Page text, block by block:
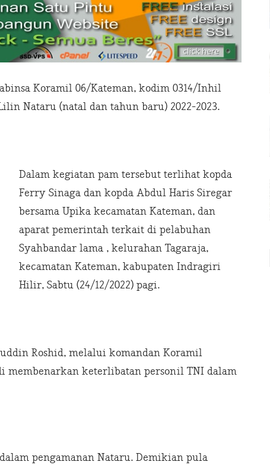
Koramil 06/Kateman, kodim 0314/Inhil
Nataru (natal dan tahun baru) 2022-2023.
Dalam kegiatan pam tersebut terlihat kopda
Ferry Sinaga dan kopda Abdul Haris Siregar
bersama Upika kecamatan Kateman, dan
aparat pemerintah terkait di pelabuhan
Syahbandar lama , kelurahan Tagaraja,
kecamatan Kateman, kabupaten Indragiri
Hilir, Sabtu (24/12/2022) pagi.
Roshid, melalui komandan Koramil
membenarkan keterlibatan personil TNI dalam
pengamanan Nataru. Demikian pula